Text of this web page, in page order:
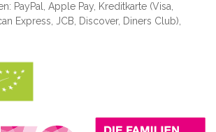
PayPal, Apple Pay, Kreditkarte (Visa,
Express, JCB, Discover, Diners Club),